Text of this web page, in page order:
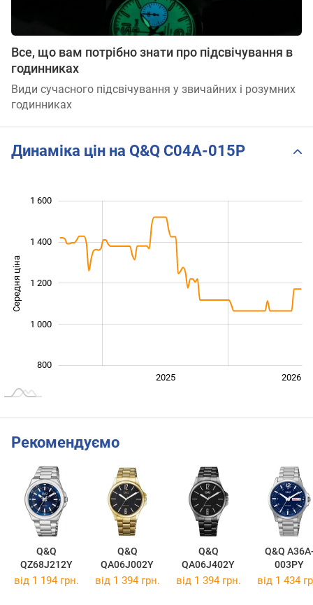
Все, що вам потрібно знати про підсвічування в
годинниках
Види сучасного підсвічування у звичайних і розумних
годинниках
Динаміка цін на Q&Q C04A-015P
Середня ціна 1 000
800
1 000
1 200
1 400
1 600
2025 2026
Рекомендуємо
Q&Q
QZ68J212Y
Q&Q
QA06J002Y
Q&Q
QA06J402Y
Q&Q
003PY
від 1 194 грн. від 1 394 грн. від 1 394 грн. від 1 434